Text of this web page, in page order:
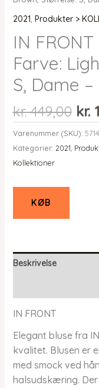
2021, Produkter >
IN
Farve:
S, Dame
kr.449,00
pris
kr.
Varenummer (SKU):
Kategorier: 2021
Kollektioner
KØB
Beskrivelse
IN FRONT
Elegant bluse fra
kvalitet. Blusen er
med smock ved
halsudskæring. Der